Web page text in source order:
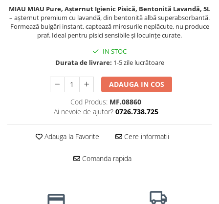
Culcușuri & Saltele Câini
Castroane și Adapatori
Cuști și Genți
Hrană Uscată Pisică
Hrană Umedă Pisică
Pisică Senior
MIAU MIAU Pure, Așternut Igienic Pisică, Bentonită Lavandă, 5L
– așternut premium cu lavandă, din bentonită albă superabsorbantă.
Formează bulgări instant, captează mirosurile neplăcute, nu produce
praf. Ideal pentru pisici sensibile și locuințe curate.
IN STOC
Durata de livrare: 1-5 zile lucrătoare
ADAUGA IN COS
Cod Produs: MF.08860
Ai nevoie de ajutor? 0726.738.725
Adauga la Favorite Cere informatii
Comanda rapida